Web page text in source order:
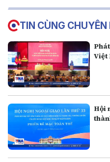
TIN CÙNG CHUYÊN
Việt
Hội